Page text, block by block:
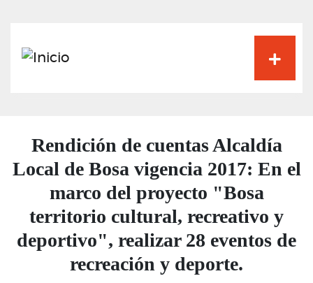
Rendición de cuentas Alcaldía
Local de Bosa vigencia 2017: En el
marco del proyecto "Bosa
territorio cultural, recreativo y
deportivo", realizar 28 eventos de
recreación y deporte.